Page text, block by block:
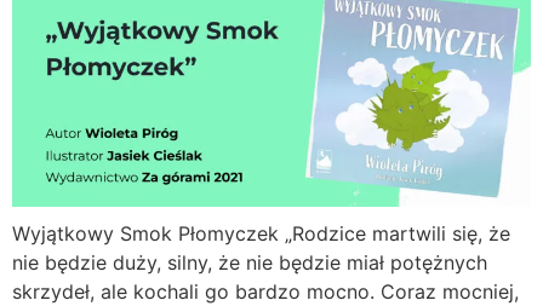
Wyjątkowy Smok Płomyczek „Rodzice martwili się, że
nie będzie duży, silny, że nie będzie miał potężnych
skrzydeł, ale kochali go bardzo mocno. Coraz mocniej,